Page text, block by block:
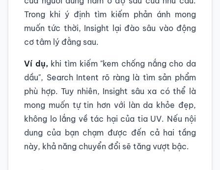
Trong khi ý định tìm kiếm phản ánh mong
muốn tức thời, Insight lại đào sâu vào động
cơ tâm lý đằng sau.
Ví dụ, khi tìm kiếm "kem chống nắng cho da
dầu", Search Intent rõ ràng là tìm sản phẩm
phù hợp. Tuy nhiên, Insight sâu xa có thể là
mong muốn tự tin hơn với làn da khỏe đẹp,
không lo lắng về tác hại của tia UV. Nếu nội
dung của bạn chạm được đến cả hai tầng
này, khả năng chuyển đổi sẽ tăng vượt bậc.